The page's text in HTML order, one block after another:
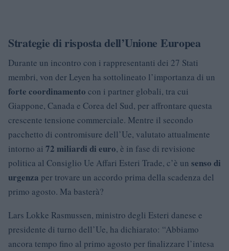
Strategie di risposta dell’Unione Europea
Durante un incontro con i rappresentanti dei 27 Stati
membri, von der Leyen ha sottolineato l’importanza di un
forte coordinamento con i partner globali, tra cui
Giappone, Canada e Corea del Sud, per affrontare questa
crescente tensione commerciale. Mentre il secondo
pacchetto di contromisure dell’Ue, valutato attualmente
intorno ai 72 miliardi di euro, è in fase di revisione
politica al Consiglio Ue Affari Esteri Trade, c’è un senso di
urgenza per trovare un accordo prima della scadenza del
primo agosto. Ma basterà?
Lars Lokke Rasmussen, ministro degli Esteri danese e
presidente di turno dell’Ue, ha dichiarato: “Abbiamo
ancora tempo fino al primo agosto per finalizzare l’intesa